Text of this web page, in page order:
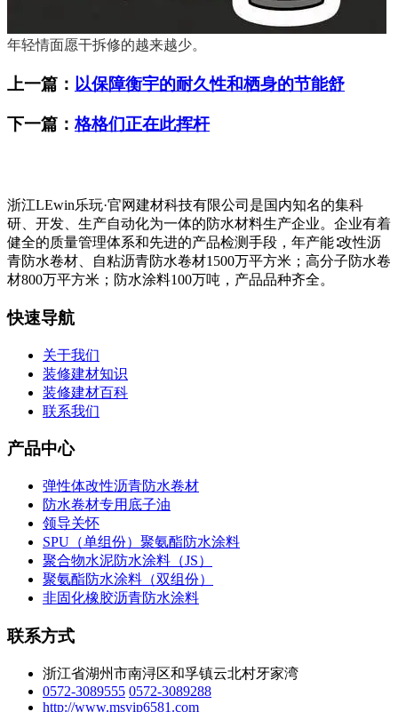
年轻情面愿干拆修的越来越少。
上一篇： 以保障衡宇的耐久性和栖身的节能舒
下一篇：格格们正在此挥杆
浙江LEwin乐玩·官网建材科技有限公司是国内知名的集科
研、开发、生产自动化为一体的防水材料生产企业。企业有着
健全的质量管理体系和先进的产品检测手段，年产能∶改性沥
青防水卷材、自粘沥青防水卷材1500万平方米；高分子防水卷
材800万平方米；防水涂料100万吨，产品品种齐全。
快速导航
关于我们
装修建材知识
装修建材百科
联系我们
产品中心
弹性体改性沥青防水卷材
防水卷材专用底子油
领导关怀
SPU（单组份）聚氨酯防水涂料
聚合物水泥防水涂料（JS）
聚氨酯防水涂料（双组份）
非固化橡胶沥青防水涂料
联系方式
浙江省湖州市南浔区和孚镇云北村牙家湾
0572-3089555 0572-3089288
http://www.msvip6581.com